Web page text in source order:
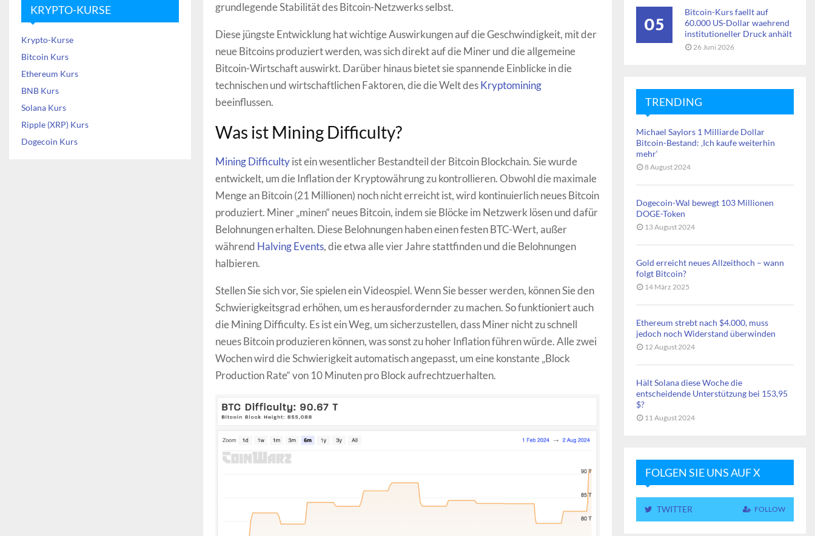
grundlegende Stabilität des Bitcoin-Netzwerks selbst.
Diese jüngste Entwicklung hat wichtige Auswirkungen auf die Geschwindigkeit, mit der
neue Bitcoins produziert werden, was sich direkt auf die Miner und die allgemeine
Bitcoin-Wirtschaft auswirkt. Darüber hinaus bietet sie spannende Einblicke in die
technischen und wirtschaftlichen Faktoren, die die Welt desKryptomining
beeinflussen.
Was ist Mining Difficulty?
Mining Difficultyist ein wesentlicher Bestandteil der Bitcoin Blockchain. Sie wurde
entwickelt, um die Inflation der Kryptowährung zu kontrollieren. Obwohl die maximale
Menge an Bitcoin (21 Millionen) noch nicht erreicht ist, wird kontinuierlich neues Bitcoin
produziert. Miner „minen“ neues Bitcoin, indem sie Blöcke im Netzwerk lösen und dafür
Belohnungen erhalten. Diese Belohnungen haben einen festen BTC-Wert, außer
während Halving Events, die etwa alle vier Jahre stattfinden und die Belohnungen
halbieren.
Stellen Sie sich vor, Sie spielen ein Videospiel. Wenn Sie besser werden, können Sie den
Schwierigkeitsgrad erhöhen, um es herausfordernder zu machen. So funktioniert auch
die Mining Difficulty. Es ist ein Weg, um sicherzustellen, dass Miner nicht zu schnell
neues Bitcoin produzieren können, was sonst zu hoher Inflation führen würde. Alle zwei
Wochen wird die Schwierigkeit automatisch angepasst, um eine konstante „Block
Production Rate“ von 10 Minuten pro Block aufrechtzuerhalten.
KRYPTO-KURSE
Krypto-Kurse
Bitcoin Kurs
Ethereum Kurs
BNB Kurs
Solana Kurs
Ripple (XRP) Kurs
Dogecoin Kurs
05
Bitcoin-Kurs faellt auf
60.000 US-Dollar waehrend
institutioneller Druck anhält
26 Juni 2026
TRENDING
Michael Saylors 1 Milliarde Dollar
Bitcoin-Bestand: ‚Ich kaufe weiterhin
mehr‘
8 August 2024
Dogecoin-Wal bewegt 103 Millionen
DOGE-Token
13 August 2024
Gold erreicht neues Allzeithoch – wann
folgt Bitcoin?
14 März 2025
Ethereum strebt nach $4.000, muss
jedoch noch Widerstand überwinden
12 August 2024
Hält Solana diese Woche die
entscheidende Unterstützung bei 153,95
$?
11 August 2024
FOLGEN SIE UNS AUF X
TWITTER FOLLOW